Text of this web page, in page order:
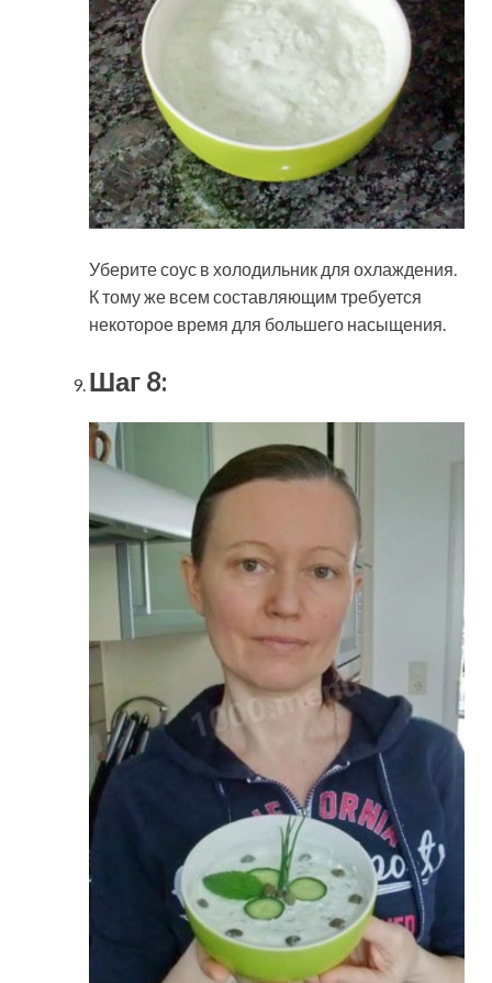
Уберите соус в холодильник для охлаждения.
К тому же всем составляющим требуется
некоторое время для большего насыщения.
Шаг 8: